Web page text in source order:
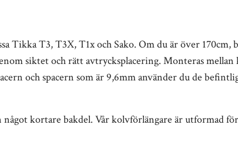
Tikka T3, T3X, T1x och Sako. Om du är över
siktet och rätt avtrycksplacering. Monteras
och spacern som är 9,6mm använder du de
kortare bakdel. Vår kolvförlängare är utformad